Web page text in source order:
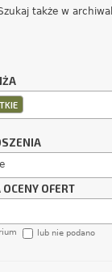
także w
OCENY OFERT
lub nie podano